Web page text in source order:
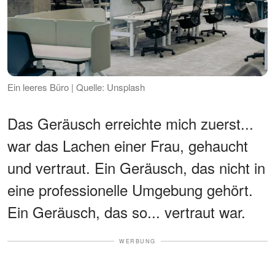
Ein leeres Büro | Quelle: Unsplash
Das Geräusch erreichte mich zuerst...
war das Lachen einer Frau, gehaucht
und vertraut. Ein Geräusch, das nicht in
eine professionelle Umgebung gehört.
Ein Geräusch, das so... vertraut war.
WERBUNG